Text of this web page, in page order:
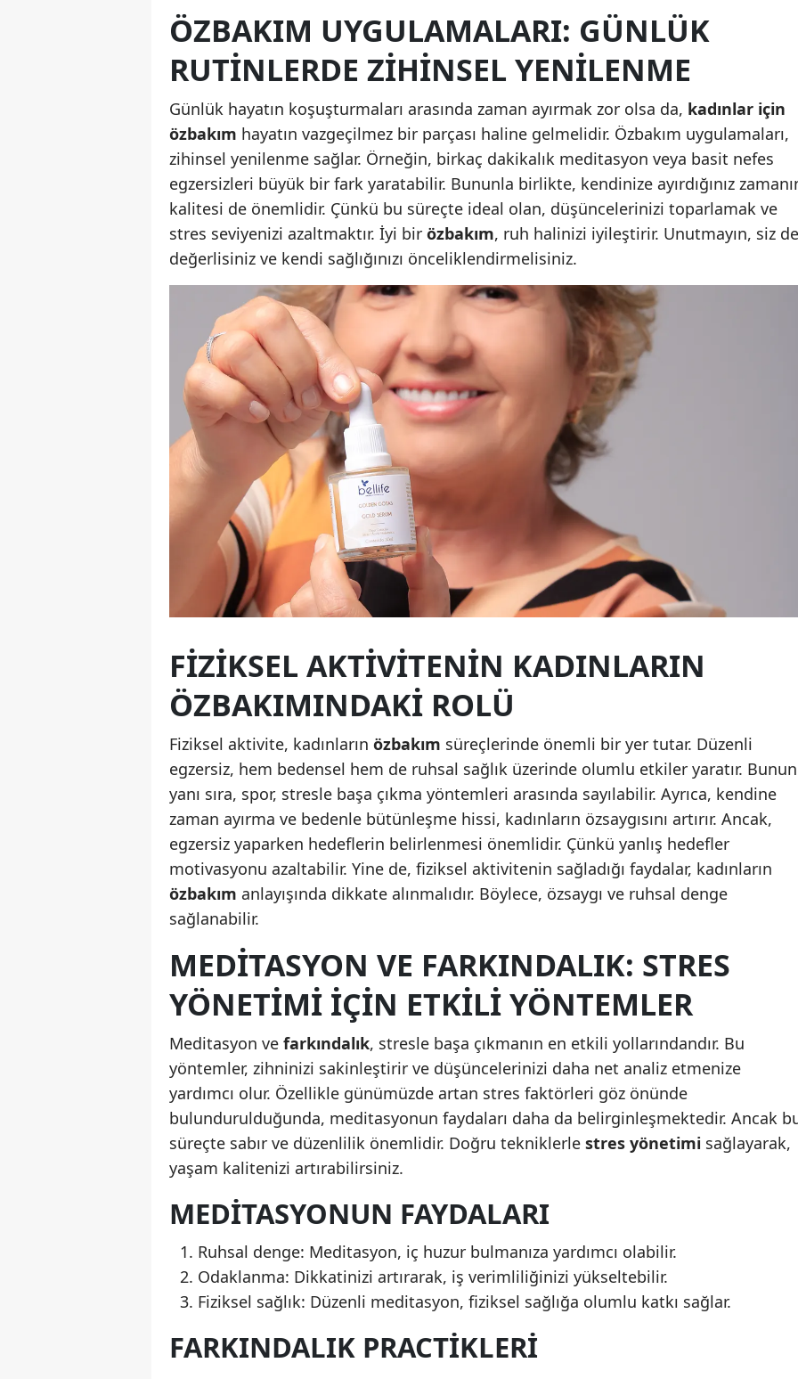
Nevşehir
Niğde
Ordu
Rize
Sakarya
Samsun
Siirt
Sinop
Sivas
Tekirdağ
Trabzon
Tunceli
Şanlıurfa
Uşak
Van
Yozgat
Karaman
Kırıkkale
Şırnak
Bartın
Iğdır
Yalova
Karabük
Kilis
Osmaniye
ÖZBAKIM UYGULAMALARI: GÜNLÜK
RUTINLERDE ZIHINSEL YENILENME
Günlük hayatın koşuşturmaları arasında zaman ayırmak zor olsa da, kadınlar için
özbakım hayatın vazgeçilmez bir parçası haline gelmelidir. Özbakım uygulamaları,
zihinsel yenilenme sağlar. Örneğin, birkaç dakikalık meditasyon veya basit nefes
egzersizleri büyük bir fark yaratabilir. Bununla birlikte, kendinize ayırdığınız
kalitesi de önemlidir. Çünkü bu süreçte ideal olan, düşüncelerinizi toparlamak ve
stres seviyenizi azaltmaktır. İyi bir özbakım, ruh halinizi iyileştirir. Unutmayın, siz de
değerlisiniz ve kendi sağlığınızı önceliklendirmelisiniz.
FIZIKSEL AKTIVITENIN KADINLARIN
ÖZBAKIMINDAKI ROLÜ
Fiziksel aktivite, kadınların özbakım süreçlerinde önemli bir yer tutar. Düzenli
egzersiz, hem bedensel hem de ruhsal sağlık üzerinde olumlu etkiler yaratır. Bunun
yanı sıra, spor, stresle başa çıkma yöntemleri arasında sayılabilir. Ayrıca, kendine
zaman ayırma ve bedenle bütünleşme hissi, kadınların özsaygısını artırır. Ancak,
egzersiz yaparken hedeflerin belirlenmesi önemlidir. Çünkü yanlış hedefler
motivasyonu azaltabilir. Yine de, fiziksel aktivitenin sağladığı faydalar, kadınların
özbakım anlayışında dikkate alınmalıdır. Böylece, özsaygı ve ruhsal denge
sağlanabilir.
MEDITASYON VE FARKINDALIK: STRES
YÖNETIMI IÇIN ETKILI YÖNTEMLER
Meditasyon ve farkındalık, stresle başa çıkmanın en etkili yollarındandır. Bu
yöntemler, zihninizi sakinleştirir ve düşüncelerinizi daha net analiz etmenize
yardımcı olur. Özellikle günümüzde artan stres faktörleri göz önünde
bulundurulduğunda, meditasyonun faydaları daha da belirginleşmektedir. Ancak
süreçte sabır ve düzenlilik önemlidir. Doğru tekniklerle stres yönetimi sağlayarak,
yaşam kalitenizi artırabilirsiniz.
MEDITASYONUN FAYDALARI
Ruhsal denge: Meditasyon, iç huzur bulmanıza yardımcı olabilir.
Odaklanma: Dikkatinizi artırarak, iş verimliliğinizi yükseltebilir.
Fiziksel sağlık: Düzenli meditasyon, fiziksel sağlığa olumlu katkı sağlar.
FARKINDALIK PRACTIKLERI